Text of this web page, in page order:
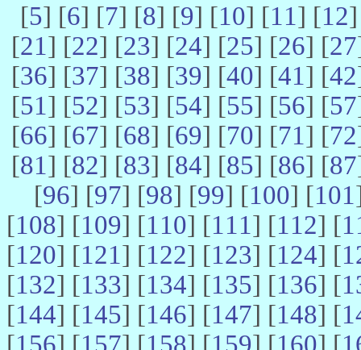
[5] [6] [7] [8] [9] [10] [11] [12
[21] [22] [23] [24] [25] [26] [27
[36] [37] [38] [39] [40] [41] [42
[51] [52] [53] [54] [55] [56] [57
[66] [67] [68] [69] [70] [71] [72
[81] [82] [83] [84] [85] [86] [87
[96] [97] [98] [99] [100] [101
[108] [109] [110] [111] [112] [
[120] [121] [122] [123] [124] [
[132] [133] [134] [135] [136] [
[144] [145] [146] [147] [148] [
[156] [157] [158] [159] [160] [